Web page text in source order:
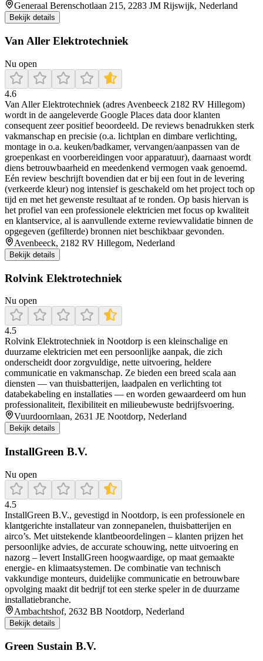
Generaal Berenschotlaan 215, 2283 JM Rijswijk, Nederland
Bekijk details
Van Aller Elektrotechniek
Nu open
4.6
Van Aller Elektrotechniek (adres Avenbeeck 2182 RV Hillegom)
wordt in de aangeleverde Google Places data door klanten
consequent zeer positief beoordeeld. De reviews benadrukken sterk
vakmanschap en precisie (o.a. lichtplan en dimbare verlichting,
montage in o.a. keuken/badkamer, vervangen/aanpassen van de
groepenkast en voorbereidingen voor apparatuur), daarnaast wordt
diens betrouwbaarheid en meedenkend vermogen vaak genoemd.
Eén review beschrijft bovendien dat er bij een fout in de levering
(verkeerde kleur) nog intensief is geschakeld om het project toch op
tijd en met het gewenste resultaat af te ronden. Op basis hiervan is
het profiel van een professionele elektricien met focus op kwaliteit
en klantservice, al is aanvullende externe reviewvalidatie binnen de
opgegeven (gefilterde) bronnen niet beschikbaar gevonden.
Avenbeeck, 2182 RV Hillegom, Nederland
Bekijk details
Rolvink Elektrotechniek
Nu open
4.5
Rolvink Elektrotechniek in Nootdorp is een kleinschalige en
duurzame elektricien met een persoonlijke aanpak, die zich
onderscheidt door zorgvuldige, nette uitvoering, heldere
communicatie en vakmanschap. Ze bieden een breed scala aan
diensten — van thuisbatterijen, laadpalen en verlichting tot
databekabeling en installaties — en worden gewaardeerd om hun
professionaliteit, flexibiliteit en milieubewuste bedrijfsvoering.
Vuurdoornlaan, 2631 JE Nootdorp, Nederland
Bekijk details
InstallGreen B.V.
Nu open
4.5
InstallGreen B.V., gevestigd in Nootdorp, is een professionele en
klantgerichte installateur van zonnepanelen, thuisbatterijen en
airco’s. Met uitstekende klantbeoordelingen – klanten prijzen het
persoonlijke advies, de accurate schouwing, nette uitvoering en
nazorg – levert InstallGreen hoogwaardige, op maat gemaakte
energie- en klimaatsystemen. De combinatie van technisch
vakkundige monteurs, duidelijke communicatie en betrouwbare
opvolging maakt dit bedrijf tot een sterke speler in de duurzame
installatiebranche.
Ambachtshof, 2632 BB Nootdorp, Nederland
Bekijk details
Green Sustain B.V.